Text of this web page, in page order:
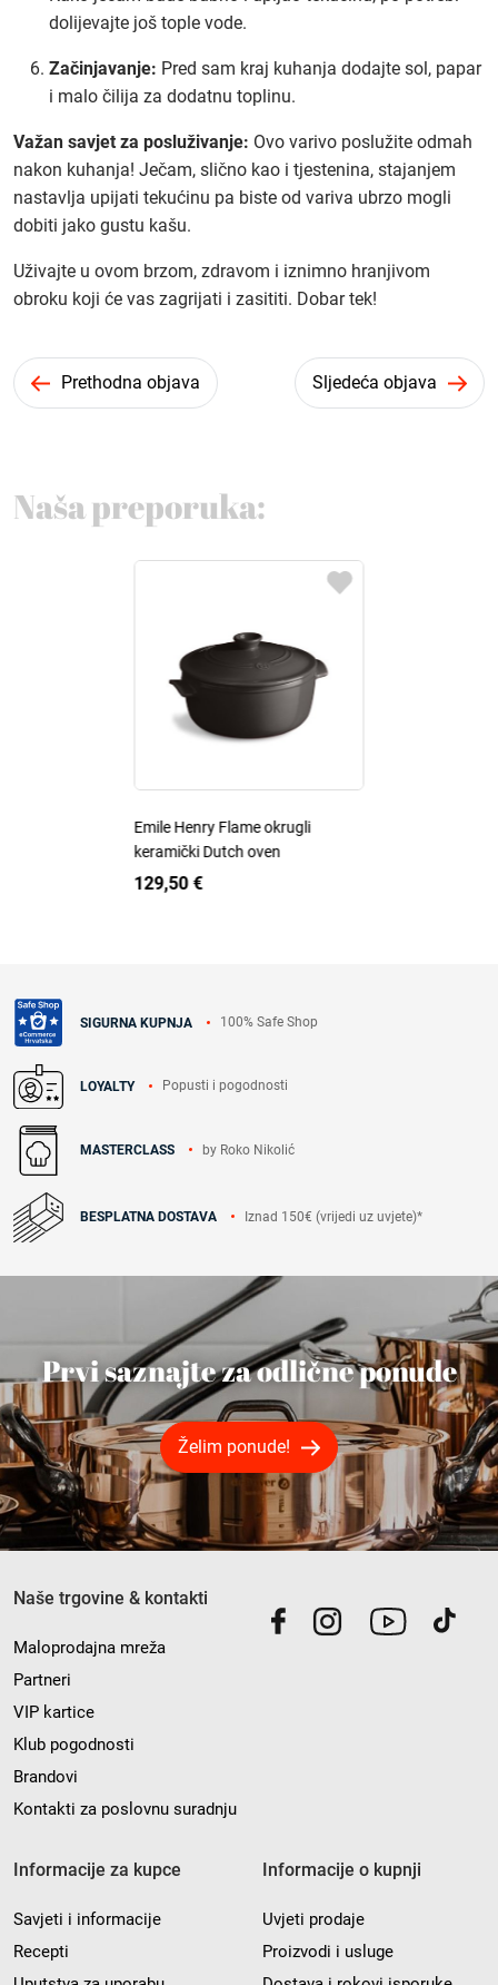
dolijevajte još tople vode.
Začinjavanje: Pred sam kraj kuhanja dodajte sol, papar
i malo čilija za dodatnu toplinu.
Važan savjet za posluživanje: Ovo varivo poslužite odmah
nakon kuhanja! Ječam, slično kao i tjestenina, stajanjem
nastavlja upijati tekućinu pa biste od variva ubrzo mogli
dobiti jako gustu kašu.
Uživajte u ovom brzom, zdravom i iznimno hranjivom
obroku koji će vas zagrijati i zasititi. Dobar tek!
Prethodna objava Sljedeća objava
Naša preporuka:
Emile Henry Flame okrugli
keramički Dutch oven
129,50 €
SIGURNA KUPNJA 100% Safe Shop
LOYALTY Popusti i pogodnosti
MASTERCLASS by Roko Nikolić
BESPLATNA DOSTAVA Iznad 150€ (vrijedi uz uvjete)*
Prvi saznajte za odlične ponude
Želim ponude!
Naše trgovine & kontakti
Maloprodajna mreža
Partneri
VIP kartice
Klub pogodnosti
Brandovi
Kontakti za poslovnu suradnju
Informacije za kupce
Savjeti i informacije
Recepti
Informacije o kupnji
Uvjeti prodaje
Proizvodi i usluge